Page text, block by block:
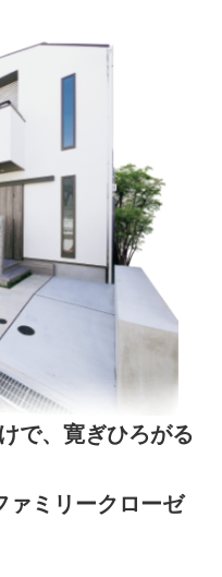
で、寛ぎひろがる
ァミリークローゼ